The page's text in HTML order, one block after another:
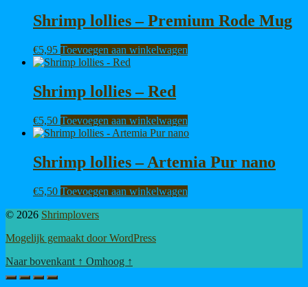
Shrimp lollies – Premium Rode Mug
€5,95 Toevoegen aan winkelwagen
Shrimp lollies – Red
€5,50 Toevoegen aan winkelwagen
Shrimp lollies – Artemia Pur nano
€5,50 Toevoegen aan winkelwagen
© 2026 Shrimplovers
Mogelijk gemaakt door WordPress
Naar bovenkant ↑ Omhoog ↑